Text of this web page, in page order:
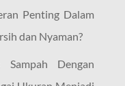
Penting Dalam
dan Nyaman?
Sampah Dengan